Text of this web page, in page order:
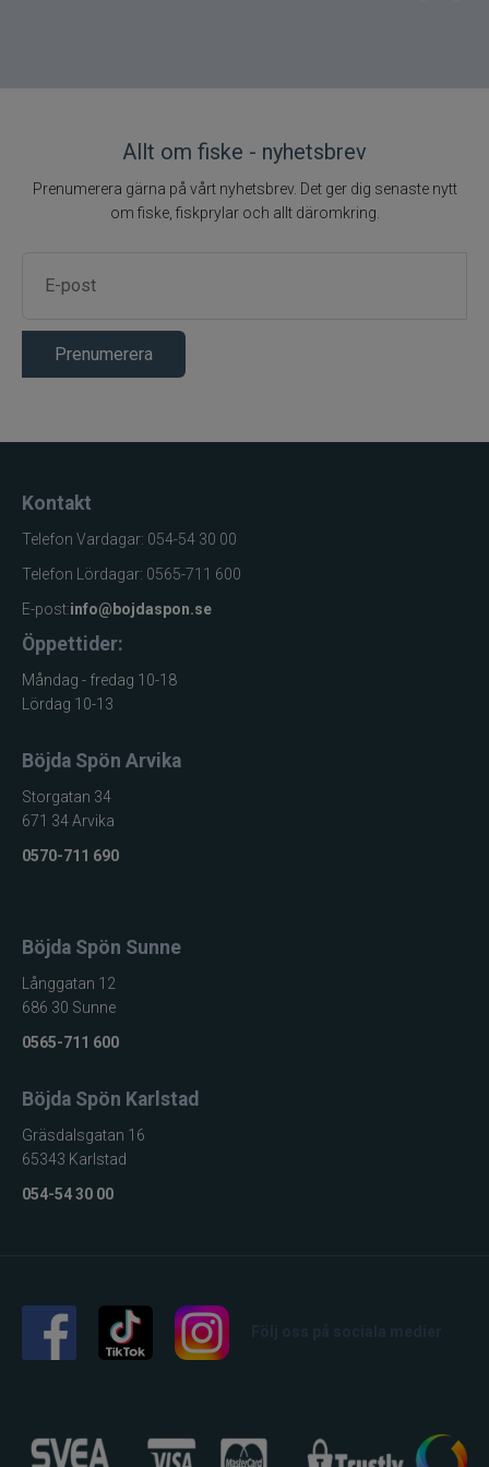
Kastvikt
7–25 g
Vikt
110 g
Allt om fiske - nyhetsbrev
Prenumerera gärna på vårt nyhetsbrev. Det ger dig senaste nytt
om fiske, fiskprylar och allt däromkring.
Prenumerera
Kontakt
Telefon Vardagar: 054-54 30 00
Telefon Lördagar: 0565-711 600
E-post:info@bojdaspon.se
Öppettider:
Måndag - fredag 10-18
Lördag 10-13
Böjda Spön Arvika
Storgatan 34
671 34 Arvika
0570-711 690
Böjda Spön Sunne
Långgatan 12
686 30 Sunne
0565-711 600
Böjda Spön Karlstad
Gräsdalsgatan 16
65343 Karlstad
054-54 30 00